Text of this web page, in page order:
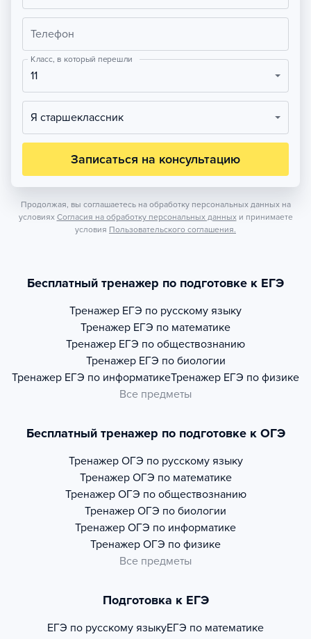
Телефон
Класс, в который перешли
11
Я старшеклассник
Записаться на консультацию
Продолжая, вы соглашаетесь на обработку персональных данных на
условиях Согласия на обработку персональных данных и принимаете
условия Пользовательского соглашения.
Бесплатный тренажер по подготовке к ЕГЭ
Тренажер ЕГЭ по русскому языку
Тренажер ЕГЭ по математике
Тренажер ЕГЭ по обществознанию
Тренажер ЕГЭ по биологии
Тренажер ЕГЭ по информатикеТренажер ЕГЭ по физике
Все предметы
Бесплатный тренажер по подготовке к ОГЭ
Тренажер ОГЭ по русскому языку
Тренажер ОГЭ по математике
Тренажер ОГЭ по обществознанию
Тренажер ОГЭ по биологии
Тренажер ОГЭ по информатике
Тренажер ОГЭ по физике
Все предметы
Подготовка к ЕГЭ
ЕГЭ по русскому языкуЕГЭ по математике